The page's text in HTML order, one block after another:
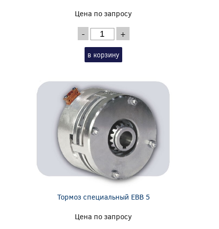
Цена по запросу
- +
в корзину
Тормоз специальный EBB 5
Цена по запросу